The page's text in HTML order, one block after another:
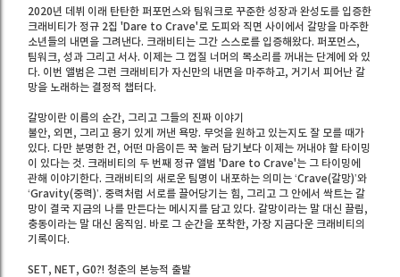
2020년 데뷔 이래 탄탄한 퍼포먼스와 팀워크로 꾸준한 성장과 완성도를 입증한
크래비티가 정규 2집 'Dare to Crave'로 도피와 직면 사이에서 갈망을 마주한
소년들의 내면을 그려낸다. 크래비티는 그간 스스로를 입증해왔다. 퍼포먼스,
팀워크, 성과 그리고 서사. 이제는 그 껍질 너머의 목소리를 꺼내는 단계에 와 있
다. 이번 앨범은 그런 크래비티가 자신만의 내면을 마주하고, 거기서 피어난 갈
망을 노래하는 결정적 챕터다.
갈망이란 이름의 순간, 그리고 그들의 진짜 이야기
불안, 외면, 그리고 용기 있게 꺼낸 욕망. 무엇을 원하고 있는지도 잘 모를 때가
있다. 다만 분명한 건, 어떤 마음이든 꾹 눌러 담기보다 이제는 꺼내야 할 타이밍
이 있다는 것. 크래비티의 두 번째 정규 앨범 'Dare to Crave'는 그 타이밍에
관해 이야기한다. 크래비티의 새로운 팀명이 내포하는 의미는 ‘Crave(갈망)’와
‘Gravity(중력)’. 중력처럼 서로를 끌어당기는 힘, 그리고 그 안에서 싹트는 갈
망이 결국 지금의 나를 만든다는 메시지를 담고 있다. 갈망이라는 말 대신 끌림,
충동이라는 말 대신 움직임. 바로 그 순간을 포착한, 가장 지금다운 크래비티의
기록이다.
SET, NET, G0?! 청춘의 본능적 출발